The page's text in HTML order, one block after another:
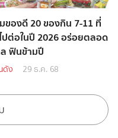
ของดี 20 ของกิน 7-11 ที่
ปต่อในปี 2026 อร่อยตลอด
ฟินข้ามปี
ดัง 29 ธ.ค. 68